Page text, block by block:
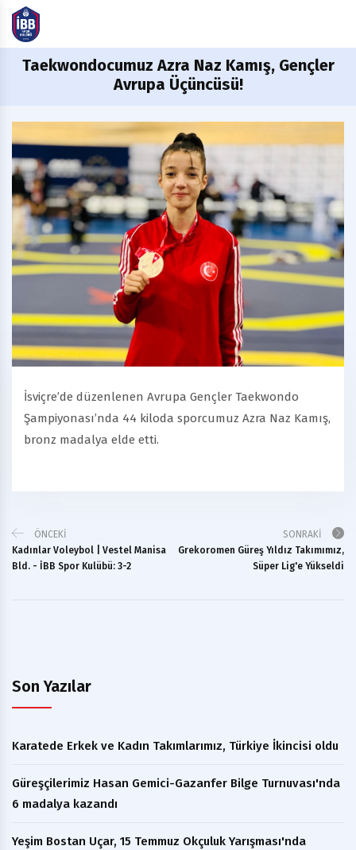
Taekwondocumuz Azra Naz Kamış, Gençler
Avrupa Üçüncüsü!
İsviçre’de düzenlenen Avrupa Gençler Taekwondo
Şampiyonası’nda 44 kiloda sporcumuz Azra Naz Kamış,
bronz madalya elde etti.
ÖNCEKI
Kadınlar Voleybol | Vestel Manisa
Bld. - İBB Spor Kulübü: 3-2
SONRAKI
Grekoromen Güreş Yıldız Takımımız,
Süper Lig'e Yükseldi
Son Yazılar
Karatede Erkek ve Kadın Takımlarımız, Türkiye İkincisi oldu
Güreşçilerimiz Hasan Gemici-Gazanfer Bilge Turnuvası'nda
6 madalya kazandı
Yeşim Bostan Uçar, 15 Temmuz Okçuluk Yarışması'nda